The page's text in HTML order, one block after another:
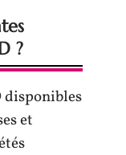
?
disponibles
et